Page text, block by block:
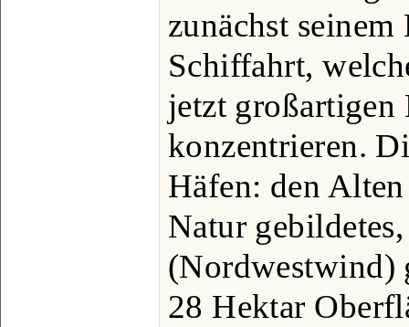
zunächst
Schiffahrt,
jetzt großartigen
konzentrieren.
Häfen: den
Natur
(Nordwestwind)
28 Hektar